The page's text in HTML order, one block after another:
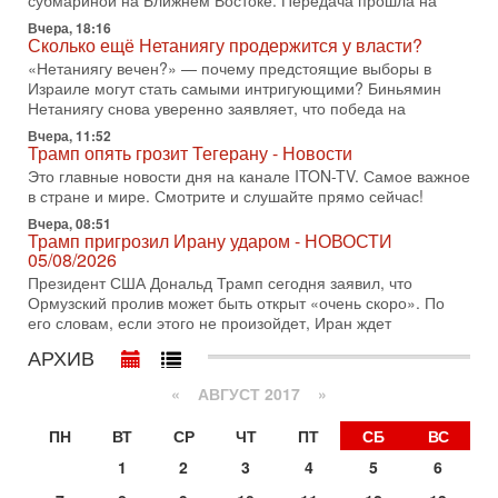
30-07-2026, 17:59
Иран доведет Трампа до крайних мер? Разбор и
оценка от военного обозревателя Давида Шарпа
Ситуация вокруг противостояния Ирана и США накаляется
с каждым днем. Почему Трамп в самый последний момент
отменил решение о нанесении тяжелых ударов
30-07-2026, 16:54
Покупатель авиакомпании «Аркия» намерен
запретить полеты по субботам!
Вокруг возможной продажи авиакомпании «Аркия»
разгорается громкий конфликт.
30-07-2026, 08:16
Трамп готовит удар по Ирану - НОВОСТИ 30/07/2026
Президент США Дональд Трамп сегодня рассматривает
возможность масштабной военной операции против Ирана
после ракетной атаки на американскую базу в
29-07-2026, 18:28
Трамп взбешен атакой на базы! Иран играет с огнем.
Израиль меняет курс
В эфире телеканала ITON-TV политолог Цви Маген,
дипломат, в прошлом - старший офицер военной разведки
АМАН, глава спецслужбы "Натив", ‎Чрезвычайный и
Вчера, 18:16
Сколько ещё Нетаниягу продержится у власти?
«Нетаниягу вечен?» — почему предстоящие выборы в
Израиле могут стать самыми интригующими? Биньямин
Нетаниягу снова уверенно заявляет, что победа на
Вчера, 11:52
Трамп опять грозит Тегерану - Новости
Это главные новости дня на канале ITON-TV. Самое важное
в стране и мире. Смотрите и слушайте прямо сейчас!
Вчера, 08:51
Трамп пригрозил Ирану ударом - НОВОСТИ
05/08/2026
Президент США Дональд Трамп сегодня заявил, что
Ормузский пролив может быть открыт «очень скоро». По
его словам, если этого не произойдет, Иран ждет
АРХИВ
« АВГУСТ 2017 »
ПН
ВТ СР ЧТ ПТ СБ
ВС
1
2 3 4 5
6